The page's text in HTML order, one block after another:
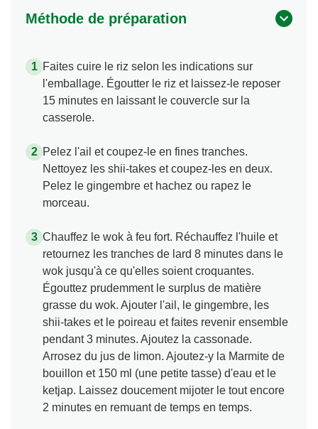
Méthode de préparation
Faites cuire le riz selon les indications sur
l'emballage. Égoutter le riz et laissez-le reposer
15 minutes en laissant le couvercle sur la
casserole.
Pelez l'ail et coupez-le en fines tranches.
Nettoyez les shii-takes et coupez-les en deux.
Pelez le gingembre et hachez ou rapez le
morceau.
Chauffez le wok à feu fort. Réchauffez l'huile et
retournez les tranches de lard 8 minutes dans le
wok jusqu'à ce qu'elles soient croquantes.
Égouttez prudemment le surplus de matière
grasse du wok. Ajouter l'ail, le gingembre, les
shii-takes et le poireau et faites revenir ensemble
pendant 3 minutes. Ajoutez la cassonade.
Arrosez du jus de limon. Ajoutez-y la Marmite de
bouillon et 150 ml (une petite tasse) d'eau et le
ketjap. Laissez doucement mijoter le tout encore
2 minutes en remuant de temps en temps.